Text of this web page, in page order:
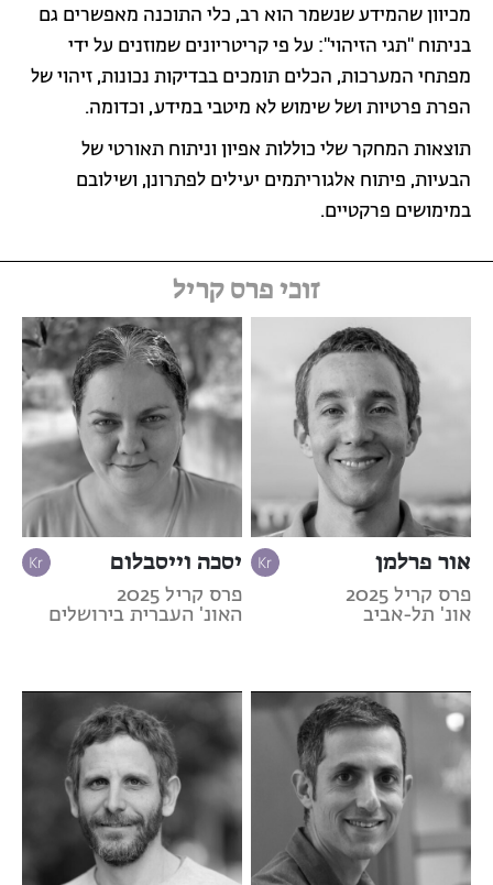
מכיוון שהמידע שנשמר הוא רב, כלי התוכנה מאפשרים גם
בניתוח "תגי הזיהוי": על פי קריטריונים שמוזנים על ידי
מפתחי המערכות, הכלים תומכים בבדיקות נכונות, זיהוי של
הפרת פרטיות ושל שימוש לא מיטבי במידע, וכדומה.
תוצאות המחקר שלי כוללות אפיון וניתוח תאורטי של
הבעיות, פיתוח אלגוריתמים יעילים לפתרונן, ושילובם
במימושים פרקטיים.
זוכי פרס קריל
אור פרלמן
פרס קריל 2025
אונ' תל-אביב
יסכה וייסבלום
פרס קריל 2025
האונ' העברית בירושלים